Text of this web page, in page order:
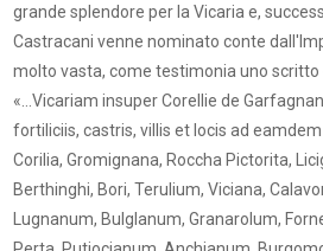
grande splendore per la Vicaria e,
Castracani venne nominato conte
molto vasta, come testimonia uno scritto
«…Vicariam insuper Corellie de
fortiliciis, castris, villis et locis ad
Corilia, Gromignana, Roccha Pictorita,
Berthinghi, Bori, Terulium, Viciana,
Lugnanum, Bulglanum, Granarolum,